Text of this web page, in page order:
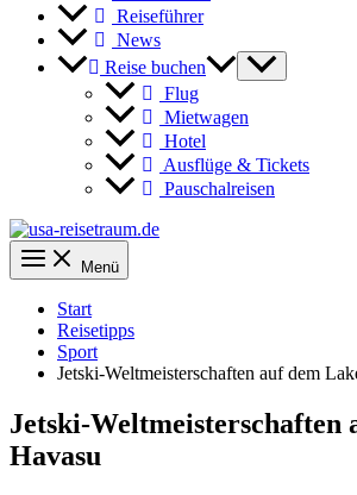
Reiseführer
News
Reise buchen
Flug
Mietwagen
Hotel
Ausflüge & Tickets
Pauschalreisen
Menü
Start
Reisetipps
Sport
Jetski-Weltmeisterschaften auf dem
Jetski-Weltmeisterschaften
Havasu